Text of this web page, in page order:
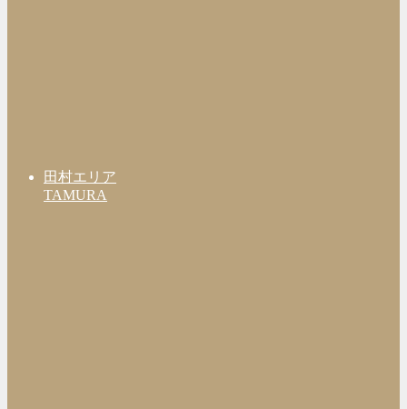
田村エリア
TAMURA